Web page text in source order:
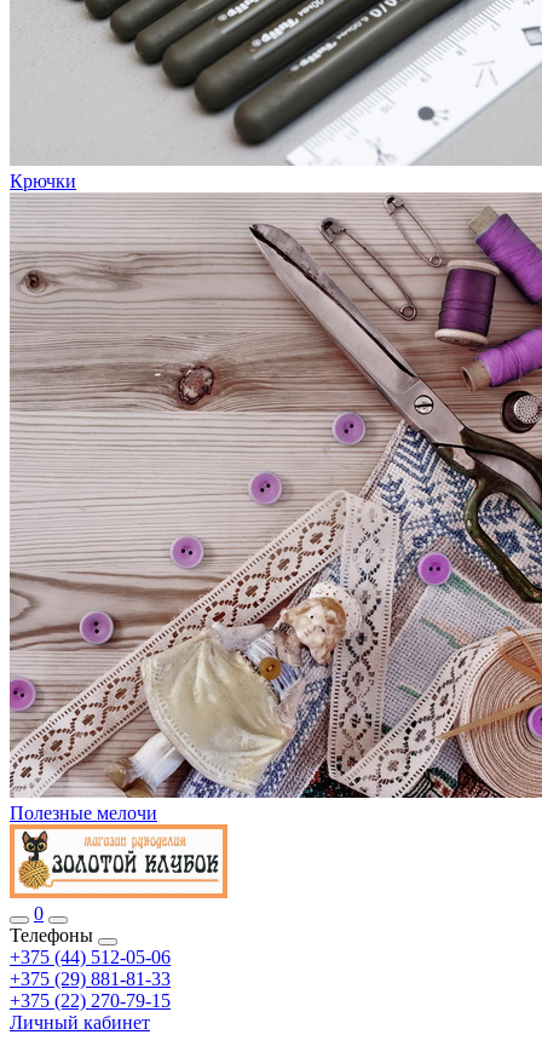
Крючки
Полезные мелочи
0
Телефоны
+375 (44) 512-05-06
+375 (29) 881-81-33
+375 (22) 270-79-15
Личный кабинет